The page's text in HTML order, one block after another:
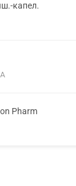
капел.
Pharm